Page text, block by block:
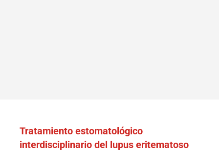
Tratamiento estomatológico
interdisciplinario del lupus eritematoso